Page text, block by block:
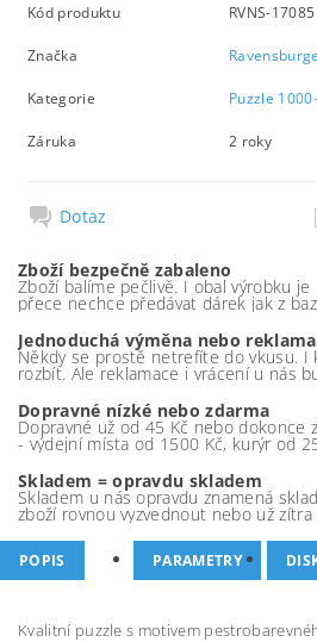
Kód produktu RVNS-17085
Značka
Kategorie Puzzle
Záruka 2 roky
Dotaz
Zboží bezpečně zabaleno
Zboží balíme pečlivě. I obal výrobku
přece nechce předávat dárek jak z
Jednoduchá výměna nebo
Někdy se prostě netrefíte do vkusu. I
rozbít. Ale reklamace i vrácení u nás
Dopravné nízké nebo zdarma
Dopravné už od 45 Kč nebo dokonce
- výdejní místa od 1500 Kč, kurýr od
Skladem = opravdu skladem
Skladem u nás opravdu znamená
zboží rovnou vyzvednout nebo už
POPIS PARAMETRY
Kvalitní puzzle s motivem